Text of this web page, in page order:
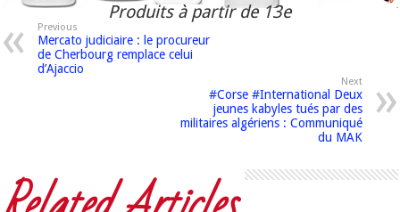
Produits à partir de 13e
Previous
Mercato judiciaire : le procureur
de Cherbourg remplace celui
d’Ajaccio
Next
#Corse #International Deux
jeunes kabyles tués par des
militaires algériens : Communiqué
du MAK